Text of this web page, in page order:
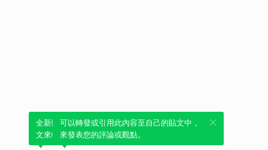
全新體驗！一鍵引用此內容，透過發布貼
文來輕鬆表達個人立場。
可以轉發或引用此內容至自己的貼文中，
來發表您的評論或觀點。